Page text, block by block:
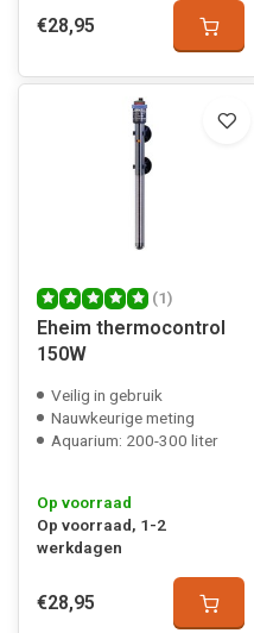
€28,95
(1)
Eheim thermocontrol
150W
Veilig in gebruik
Nauwkeurige meting
Aquarium: 200-300 liter
Op voorraad
Op voorraad, 1-2
werkdagen
€28,95